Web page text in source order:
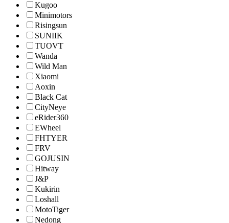
Kugoo
Minimotors
Risingsun
SUNIIK
TUOVT
Wanda
Wild Man
Xiaomi
Aoxin
Black Cat
CityNeye
eRider360
EWheel
FHTYER
FRV
GOJUSIN
Hitway
J&P
Kukirin
Loshall
MotoTiger
Nedong